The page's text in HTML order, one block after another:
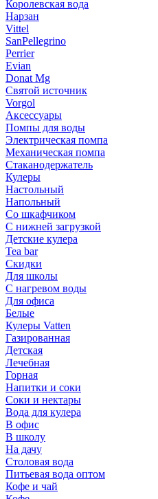
Королевская вода
Нарзан
Vittel
SanPellegrino
Perrier
Evian
Donat Mg
Святой источник
Vorgol
Аксессуары
Помпы для воды
Электрическая помпа
Механическая помпа
Стаканодержатель
Кулеры
Настольный
Напольный
Со шкафчиком
С нижней загрузкой
Детские кулера
Tea bar
Скидки
Для школы
С нагревом воды
Для офиса
Белые
Кулеры Vatten
Газированная
Детская
Лечебная
Горная
Напитки и соки
Соки и нектары
Вода для кулера
В офис
В школу
На дачу
Столовая вода
Питьевая вода оптом
Кофе и чай